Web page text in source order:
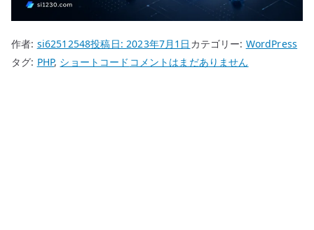
作者: si62512548投稿日:2023年7月1日 カテゴリー: WordPress
タグ: PHP, ショートコード WordPress
コメントはまだありません